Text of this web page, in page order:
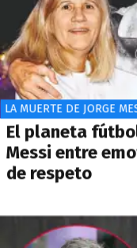
LA MUERTE DE JORGE
El planeta
Messi entre
de respeto